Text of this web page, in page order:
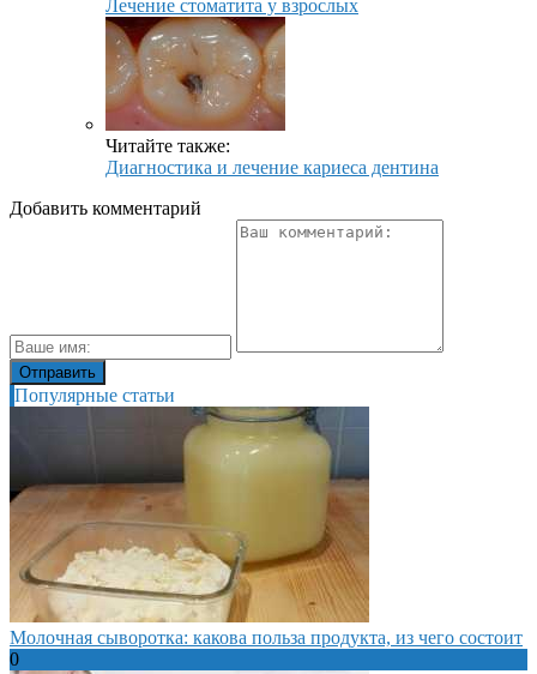
Лечение стоматита у взрослых
Читайте также:
Диагностика и лечение кариеса дентина
Добавить комментарий
Популярные статьи
Молочная сыворотка: какова польза продукта, из чего состоит
0